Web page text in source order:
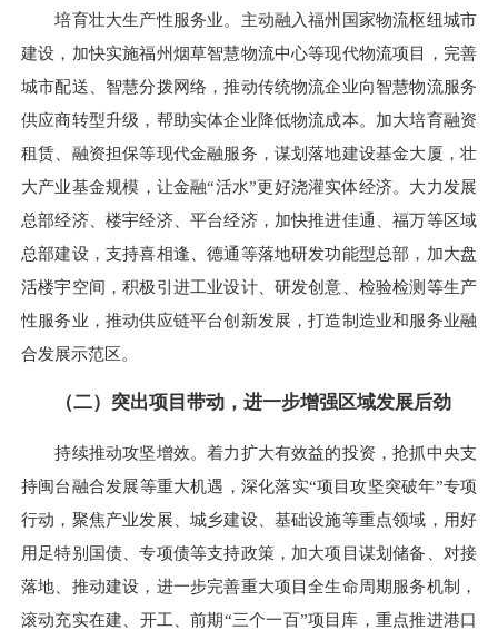
培育壮大生产性服务业。主动融入福州国家物流枢纽城市
建设，加快实施福州烟草智慧物流中心等现代物流项目，完善
城市配送、智慧分拨网络，推动传统物流企业向智慧物流服务
供应商转型升级，帮助实体企业降低物流成本。加大培育融资
租赁、融资担保等现代金融服务，谋划落地建设基金大厦，壮
大产业基金规模，让金融“活水”更好浇灌实体经济。大力发展
总部经济、楼宇经济、平台经济，加快推进佳通、福万等区域
总部建设，支持喜相逢、德通等落地研发功能型总部，加大盘
活楼宇空间，积极引进工业设计、研发创意、检验检测等生产
性服务业，推动供应链平台创新发展，打造制造业和服务业融
合发展示范区。
（二）突出项目带动，进一步增强区域发展后劲
持续推动攻坚增效。着力扩大有效益的投资，抢抓中央支
持闽台融合发展等重大机遇，深化落实“项目攻坚突破年”专项
行动，聚焦产业发展、城乡建设、基础设施等重点领域，用好
用足特别国债、专项债等支持政策，加大项目谋划储备、对接
落地、推动建设，进一步完善重大项目全生命周期服务机制，
滚动充实在建、开工、前期“三个一百”项目库，重点推进港口